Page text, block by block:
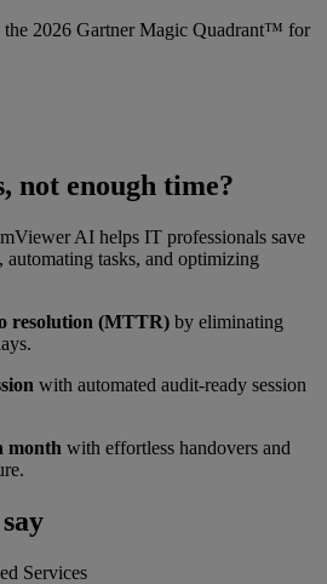
the 2026 Gartner Magic Quadrant™ for
not enough time?
AI helps IT professionals save
tasks, and optimizing
resolution (MTTR) by eliminating
with automated audit-ready session
month with effortless handovers and
Services